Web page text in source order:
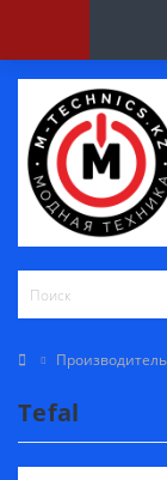
Производитель
Tefal